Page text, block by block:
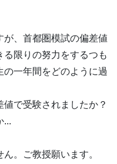
が、首都圏模試の偏差値
限りの努力をするつも
の一年間をどのように過
で受験されましたか？
...
。ご教授願います。